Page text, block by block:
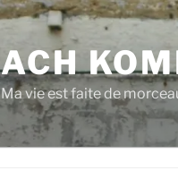
ACH
Ma vie est faite de